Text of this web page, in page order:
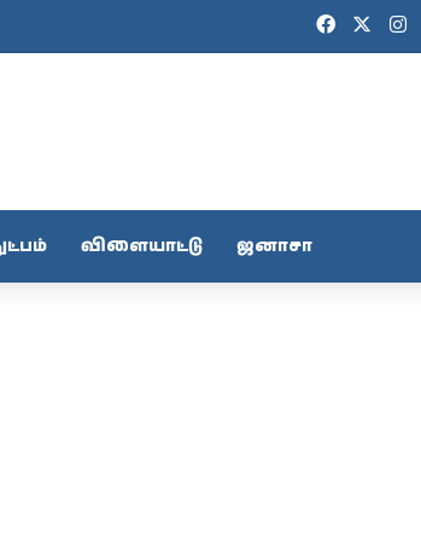
Facebook
விளையாட்டு ஜனாசா